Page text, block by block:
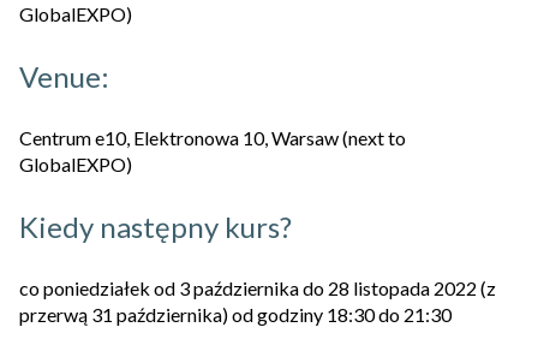
GlobalEXPO)
Venue:
Centrum e10, Elektronowa 10, Warsaw (next to
GlobalEXPO)
Kiedy następny kurs?
co poniedziałek od 3 października do 28 listopada 2022 (z
przerwą 31 października) od godziny 18:30 do 21:30